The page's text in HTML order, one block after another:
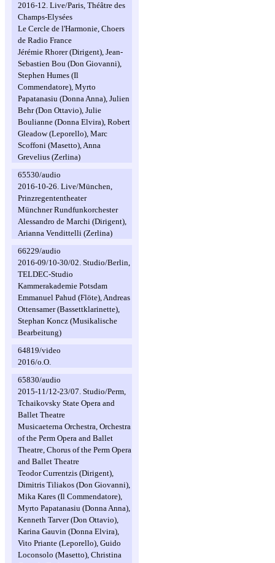
2016-12. Live/Paris, Théâtre des
Champs-Elysées
Le Cercle de l'Harmonie, Choers
de Radio France
Jérémie Rhorer (Dirigent), Jean-
Sebastien Bou (Don Giovanni),
Stephen Humes (Il
Commendatore), Myrto
Papatanasiu (Donna Anna), Julien
Behr (Don Ottavio), Julie
Boulianne (Donna Elvira), Robert
Gleadow (Leporello), Marc
Scoffoni (Masetto), Anna
Grevelius (Zerlina)
65530/audio
2016-10-26. Live/München,
Prinzregententheater
Münchner Rundfunkorchester
Alessandro de Marchi (Dirigent),
Arianna Vendittelli (Zerlina)
66229/audio
2016-09/10-30/02. Studio/Berlin,
TELDEC-Studio
Kammerakademie Potsdam
Emmanuel Pahud (Flöte), Andreas
Ottensamer (Bassettklarinette),
Stephan Koncz (Musikalische
Bearbeitung)
64819/video
2016/o.O.
65830/audio
2015-11/12-23/07. Studio/Perm,
Tchaikovsky State Opera and
Ballet Theatre
Musicaeterna Orchestra, Orchestra
of the Perm Opera and Ballet
Theatre, Chorus of the Perm Opera
and Ballet Theatre
Teodor Currentzis (Dirigent),
Dimitris Tiliakos (Don Giovanni),
Mika Kares (Il Commendatore),
Myrto Papatanasiu (Donna Anna),
Kenneth Tarver (Don Ottavio),
Karina Gauvin (Donna Elvira),
Vito Priante (Leporello), Guido
Loconsolo (Masetto), Christina